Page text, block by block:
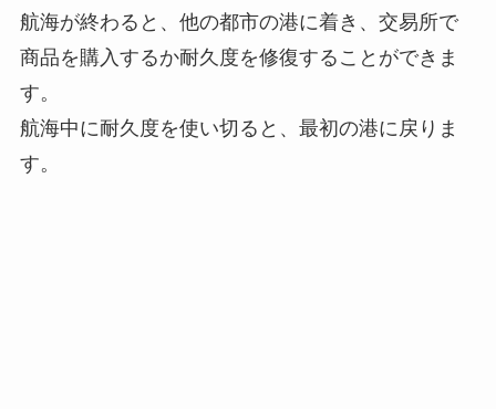
航海が終わると、他の都市の港に着き、交易所で
商品を購入するか耐久度を修復することができま
す。
航海中に耐久度を使い切ると、最初の港に戻りま
す。